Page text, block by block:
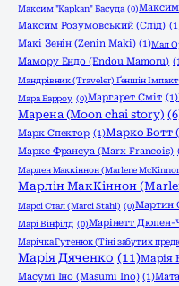
Максим "Kapkan" Басуда (0)Максим
Максим Розумовський (Слід)
Макі Зенін (Zenin Maki) (1)Мал
Мамору Ендо (Endou Mamoru)
Мандрівник (Traveler) Ґеншін Імпакт
Мара Барроу (0)Маргарет Сміт (1)
Марена (Moon chai story)
Марк Спектор (1)Марко Ботт
Маркс Франсуа (Marx Francois)
Марлен Маккіннон (Marlene
Марлін МакКіннон
Марсі Стал (Marci Stahl) (0)Мартин
Марі Вінфілд (0)Марінетт Дюпен-
Марічка Гутенюк (Тіні забутих
Марія Дяченко (11)Марія
Масумі Іно (Masumi Ino) (1)